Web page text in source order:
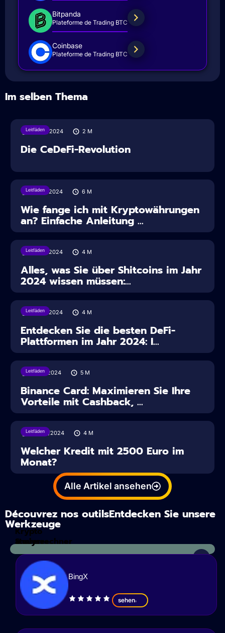
Bitpanda
Plateforme de Trading BTC
Coinbase
Plateforme de Trading BTC
Im selben Thema
Leitfäden
05/07/2024 2 M
Die CeDeFi-Revolution
Leitfäden
16/04/2024 6 M
Wie fange ich mit Kryptowährungen
an? Einfache Anleitung ...
Leitfäden
16/04/2024 4 M
Alles, was Sie über Shitcoins im Jahr
2024 wissen müssen:...
Leitfäden
16/04/2024 4 M
Entdecken Sie die besten DeFi-
Plattformen im Jahr 2024: I...
Leitfäden
11/04/2024 5 M
Binance Card: Maximieren Sie Ihre
Vorteile mit Cashback, ...
Leitfäden
30/03/2024 4 M
Welcher Kredit mit 2500 Euro im
Monat?
Alle Artikel ansehen
Découvrez nos outilsEntdecken Sie unsere
Werkzeuge
Steuerrechner
Krypto
analyse
BingX
sehen